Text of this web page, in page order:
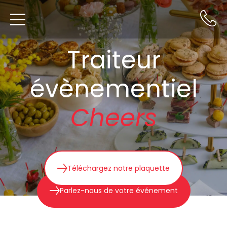
Traiteur
évènementiel
Cheers
Parlez-nous de votre événement
Téléchargez notre plaquette